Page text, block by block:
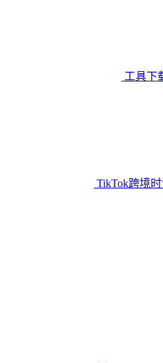
工具下
TikTok跨境